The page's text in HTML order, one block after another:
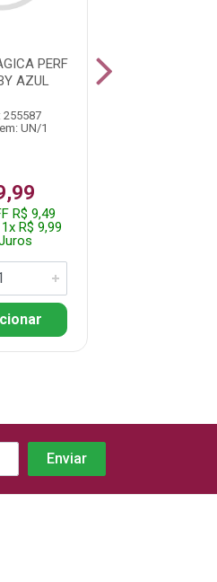
PERF
AZUL
UN/1
R$ 9,49
R$ 9,99